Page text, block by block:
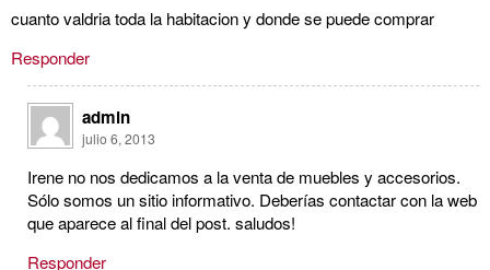
cuanto valdria toda la habitacion y donde se puede comprar
Responder
admin
julio 6, 2013
Irene no nos dedicamos a la venta de muebles y accesorios.
Sólo somos un sitio informativo. Deberías contactar con la web
que aparece al final del post. saludos!
Responder